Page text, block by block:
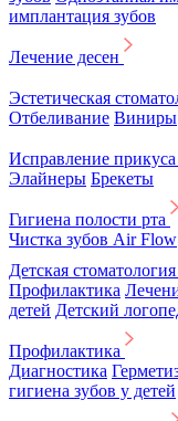
имплантация зубов
Лечение десен
Эстетическая
Отбеливание Виниры
Исправление прикуса
Элайнеры Брекеты
Гигиена полости рта
Чистка зубов Air Flow
Детская стоматология
Профилактика
детей Детский
Профилактика
Диагностика
гигиена зубов у детей